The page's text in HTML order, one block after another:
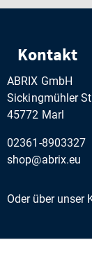
Kontakt
ABRIX GmbH
Sickingmühler
45772 Marl
02361-8903327
shop@abrix.eu
Oder über unser